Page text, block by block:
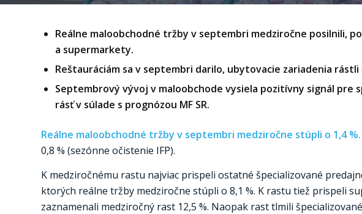
Reálne maloobchodné tržby v septembri medziročne posilnili,
a supermarkety.
Reštauráciám sa v septembri darilo, ubytovacie zariadenia
Septembrový vývoj v maloobchode vysiela pozitívny signál
rásť v súlade s prognózou MF SR.
Reálne maloobchodné tržby v septembri medziročne stúpli o 1,4 %.
0,8 % (sezónne očistenie IFP).
K medziročnému rastu najviac prispeli ostatné špecializované
ktorých reálne tržby medziročne stúpli o 8,1 %. K rastu tiež prispeli
zaznamenali medziročný rast 12,5 %. Naopak rast tlmili